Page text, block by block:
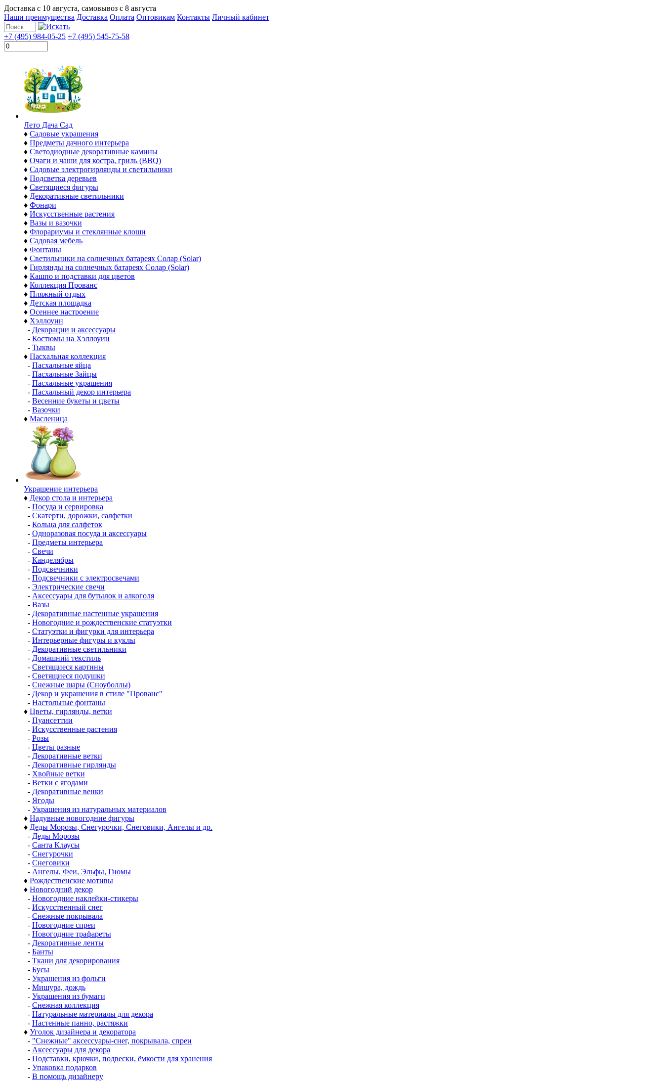
Доставка с 10 августа, самовывоз с 8 августа
Наши преимущества Доставка Оплата Оптовикам Контакты Личный кабинет
+7 (495) 984-05-25 +7 (495) 545-75-58
Лето Дача Сад
♦ Садовые украшения
♦ Предметы дачного интерьера
♦ Светодиодные декоративные камины
♦ Очаги и чаши для костра, гриль (BBQ)
♦ Садовые электрогирлянды и светильники
♦ Подсветка деревьев
♦ Светящиеся фигуры
♦ Декоративные светильники
♦ Фонари
♦ Искусственные растения
♦ Вазы и вазочки
♦ Флорариумы и стеклянные клоши
♦ Садовая мебель
♦ Фонтаны
♦ Светильники на солнечных батареях Солар (Solar)
♦ Гирлянды на солнечных батареях Солар (Solar)
♦ Кашпо и подставки для цветов
♦ Коллекция Прованс
♦ Пляжный отдых
♦ Детская площадка
♦ Осеннее настроение
♦ Хэллоуин
- Декорации и аксессуары
- Костюмы на Хэллоуин
- Тыквы
♦ Пасхальная коллекция
- Пасхальные яйца
- Пасхальные Зайцы
- Пасхальные украшения
- Пасхальный декор интерьера
- Весенние букеты и цветы
- Вазочки
♦ Масленица
Украшение интерьера
♦ Декор стола и интерьера
- Посуда и сервировка
- Скатерти, дорожки, салфетки
- Кольца для салфеток
- Одноразовая посуда и аксессуары
- Предметы интерьера
- Свечи
- Канделябры
- Подсвечники
- Подсвечники с электросвечами
- Электрические свечи
- Аксессуары для бутылок и алкоголя
- Вазы
- Декоративные настенные украшения
- Новогодние и рождественские статуэтки
- Статуэтки и фигурки для интерьера
- Интерьерные фигуры и куклы
- Декоративные светильники
- Домашний текстиль
- Светящиеся картины
- Светящиеся подушки
- Снежные шары (Сноуболлы)
- Декор и украшения в стиле "Прованс"
- Настольные фонтаны
♦ Цветы, гирлянды, ветки
- Пуансеттии
- Искусственные растения
- Розы
- Цветы разные
- Декоративные ветки
- Декоративные гирлянды
- Хвойные ветки
- Ветки с ягодами
- Декоративные венки
- Ягоды
- Украшения из натуральных материалов
♦ Надувные новогодние фигуры
♦ Деды Морозы, Снегурочки, Снеговики, Ангелы и др.
- Деды Морозы
- Санта Клаусы
- Снегурочки
- Снеговики
- Ангелы, Феи, Эльфы, Гномы
♦ Рождественские мотивы
♦ Новогодний декор
- Новогодние наклейки-стикеры
- Искусственный снег
- Снежные покрывала
- Новогодние спреи
- Новогодние трафареты
- Декоративные ленты
- Банты
- Ткани для декорирования
- Бусы
- Украшения из фольги
- Мишура, дождь
- Украшения из бумаги
- Снежная коллекция
- Натуральные материалы для декора
- Настенные панно, растяжки
♦ Уголок дизайнера и декоратора
- "Снежные" аксессуары-снег, покрывала, спреи
- Аксессуары для декора
- Подставки, крючки, подвески, ёмкости для хранения
- Упаковка подарков
- В помощь дизайнеру